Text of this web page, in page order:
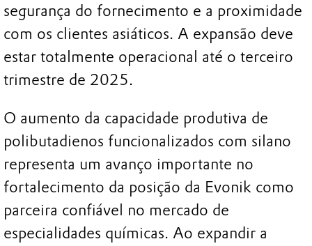
segurança do fornecimento e a proximidade
com os clientes asiáticos. A expansão deve
estar totalmente operacional até o terceiro
trimestre de 2025.
O aumento da capacidade produtiva de
polibutadienos funcionalizados com silano
representa um avanço importante no
fortalecimento da posição da Evonik como
parceira confiável no mercado de
especialidades químicas. Ao expandir a